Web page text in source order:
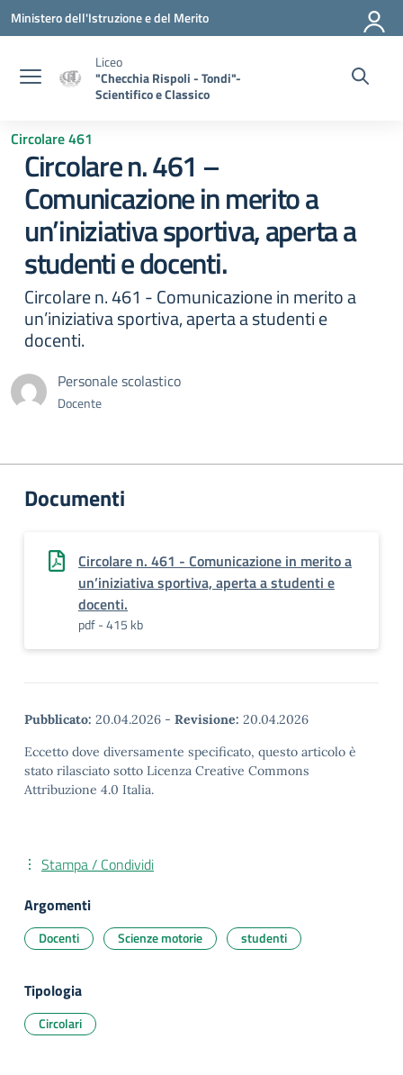
Vai ai contenuti
Vai al menu di navigazione
Vai al footer
Ministero dell'Istruzione e del Merito
Liceo
"Checchia Rispoli - Tondi"-
Scientifico e Classico
Circolare 461
Circolare n. 461 –
Comunicazione in merito a
un’iniziativa sportiva, aperta a
studenti e docenti.
Circolare n. 461 - Comunicazione in merito a
un’iniziativa sportiva, aperta a studenti e
docenti.
Personale scolastico
Docente
Documenti
Circolare n. 461 - Comunicazione in merito a
un’iniziativa sportiva, aperta a studenti e
docenti.
pdf - 415 kb
Pubblicato: 20.04.2026 - Revisione: 20.04.2026
Eccetto dove diversamente specificato, questo articolo è
stato rilasciato sotto Licenza Creative Commons
Attribuzione 4.0 Italia.
Stampa / Condividi
Argomenti
Docenti Scienze motorie studenti
Tipologia
Circolari